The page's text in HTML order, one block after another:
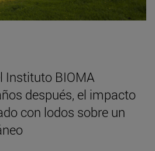
Instituto BIOMA
después, el impacto
con lodos sobre un